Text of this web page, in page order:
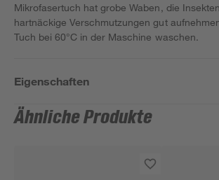
Mikrofasertuch hat grobe Waben, die
hartnäckige Verschmutzungen gut
Tuch bei 60°C in der Maschine waschen.
Eigenschaften
Ähnliche Produkte